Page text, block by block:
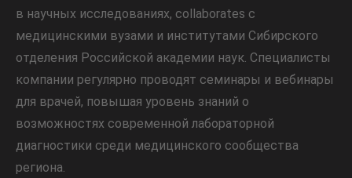
в научных исследованиях, collaborates с
медицинскими вузами и институтами Сибирского
отделения Российской академии наук. Специалисты
компании регулярно проводят семинары и вебинары
для врачей, повышая уровень знаний о
возможностях современной лабораторной
диагностики среди медицинского сообщества
региона.